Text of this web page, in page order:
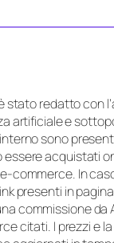
stato redatto con
artificiale e
sono
essere acquistati
commerce. In
presenti in
commissione da
citati. I prezzi e